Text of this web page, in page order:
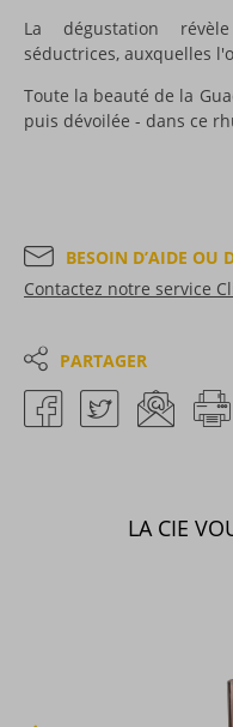
La dégustation
séductrices, auxquelles
Toute la beauté de la
puis dévoilée - dans ce
BESOIN D’AIDE OU
Contactez notre service
PARTAGER
LA CIE